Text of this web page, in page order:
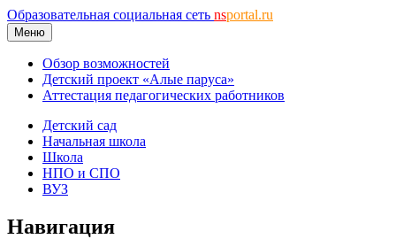
Образовательная социальная сеть nsportal.ru
Меню
Обзор возможностей
Детский проект «Алые паруса»
Аттестация педагогических работников
Детский сад
Начальная школа
Школа
НПО и СПО
ВУЗ
Навигация